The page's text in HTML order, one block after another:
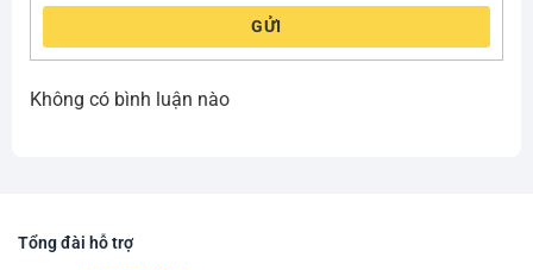
GỬI
Không có bình luận nào
Tổng đài hỗ trợ